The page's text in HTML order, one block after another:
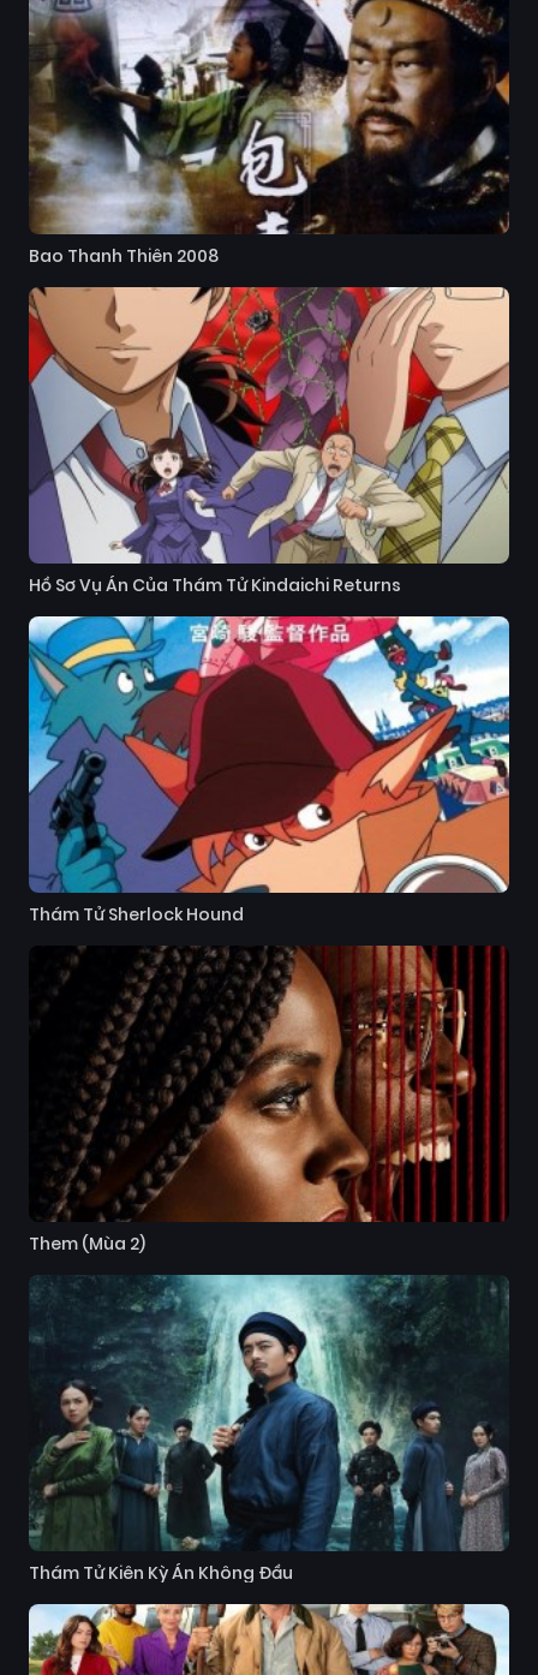
Bao Thanh Thiên 2008
Hồ Sơ Vụ Án Của Thám Tử Kindaichi Returns
Thám Tử Sherlock Hound
Them (Mùa 2)
Thám Tử Kiên Kỳ Án Không Đầu